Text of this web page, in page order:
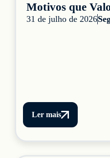
Motivos que
Condomínios
31 de julho de 2026
Ler mais